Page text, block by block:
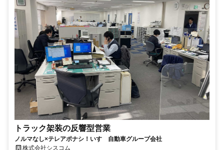
トラック架装の反響型営業
ノルマなし×テレアポナシ！いすゞ自動車グループ会社
株式会社シスコム